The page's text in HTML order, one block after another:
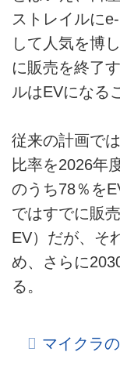
ストレイルに
して人気を博
に販売を終了
ルはEVになる
従来の計画で
比率を2026年
のうち78％を
ではすでに販
EV）だが、そ
め、さらに
る。
マイクラ